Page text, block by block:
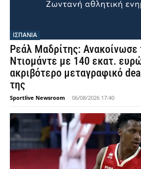
ΙΣΠΑΝΙΑ
Ρεάλ Μαδρίτης: Ανακοίνωσε
Ντιομάντε με 140 εκατ.
ακριβότερο μεταγραφικό
της
Sportlive Newsroom - 06/08/2026 17:40